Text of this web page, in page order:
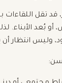
قد تقل اللقاءات
أو بُعد الأبناء.
وليس انتظار أن